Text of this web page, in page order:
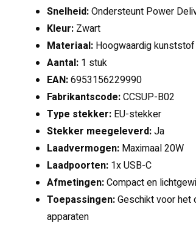
Snelheid:Ondersteunt Power
Kleur: Zwart
Materiaal: Hoogwaardig kunststof
Aantal: 1 stuk
EAN:6953156229990
Fabrikantscode:CCSUP-B02
Type stekker: EU-stekker
Stekker meegeleverd:Ja
Laadvermogen: Maximaal 20W
Laadpoorten: 1x USB-C
Afmetingen:Compact en
Toepassingen:Geschikt voor het
apparaten